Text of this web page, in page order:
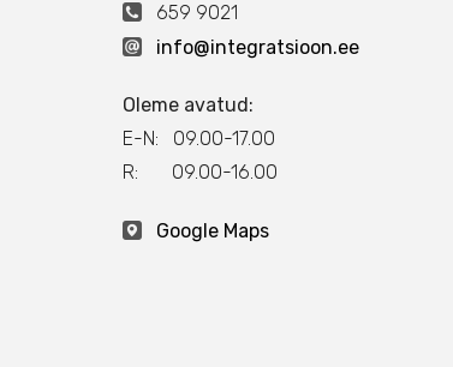
659 9021
info@integratsioon.ee
Oleme avatud:
E-N: 09.00-17.00
R: 09.00-16.00
Google Maps